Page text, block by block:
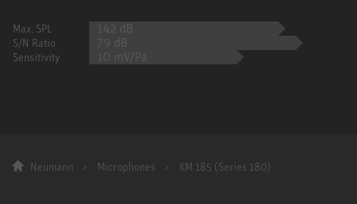
Max. SPL 142 dB
S/N Ratio 79 dB
Sensitivity 10 mV/Pa
Neumann Microphones KM 185 (Series 180)